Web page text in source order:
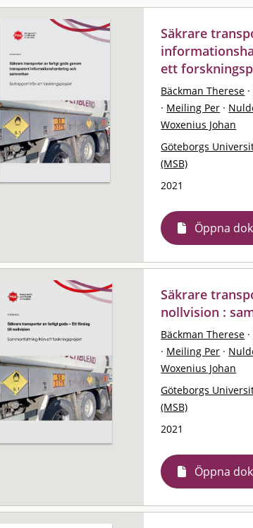
Säkrare
ett
Bäckman Therese ·
· Meiling Per ·
Woxenius Johan
Göteborgs
(MSB)
2021
Öppna
Säkrare
nollvision :
Bäckman Therese ·
· Meiling Per ·
Woxenius Johan
Göteborgs
(MSB)
2021
Öppna